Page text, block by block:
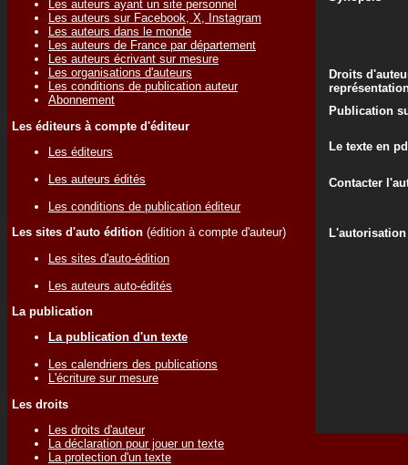
Les auteurs ayant un site personnel
Les auteurs sur Facebook, X, Instagram
Les auteurs dans le monde
Les auteurs de France par département
Les auteurs écrivant sur mesure
Les organisations d'auteurs
Les conditions de publication auteur
Abonnement
Les éditeurs à compte d'éditeur
Les éditeurs
Les auteurs édités
Les conditions de publication éditeur
Les sites d'auto édition (édition à compte d'auteur)
Les sites d'auto-édition
Les auteurs auto-édités
La publication
La publication d'un texte
Les calendriers des publications
L'écriture sur mesure
Les droits
Les droits d'auteur
La déclaration pour jouer un texte
La protection d'un texte
Droits
Publication
Le texte en
Contacter
L'autorisation